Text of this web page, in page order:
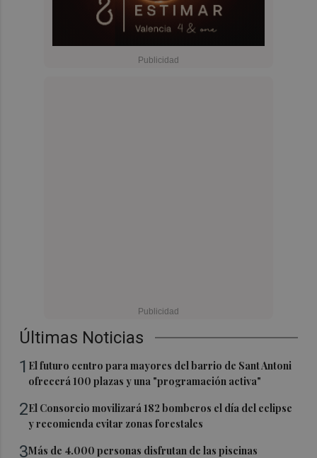
Últimas Noticias
1 El futuro centro para mayores del barrio de Sant Antoni
ofrecerá 100 plazas y una "programación activa"
2El Consorcio movilizará 182 bomberos el día del eclipse
y recomienda evitar zonas forestales
3Más de 4.000 personas disfrutan de las piscinas